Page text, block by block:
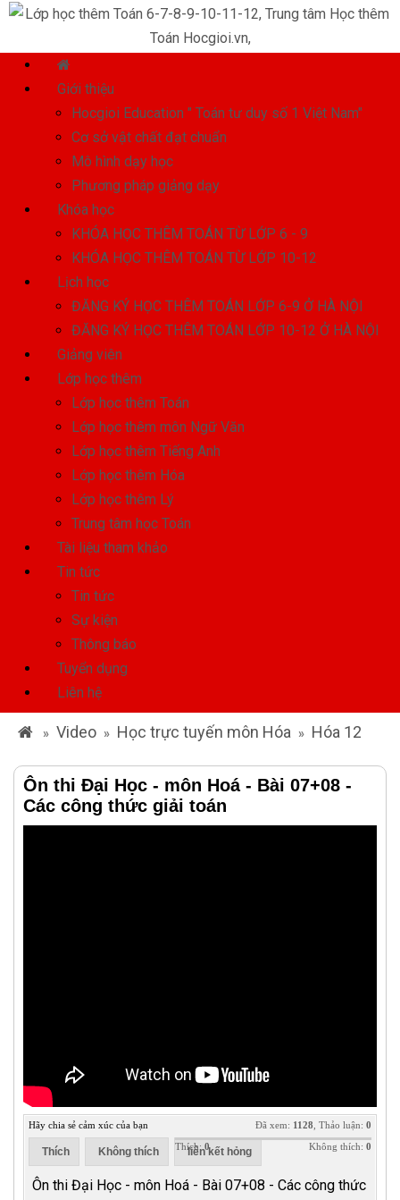
Giới thiệu
Hocgioi Education " Toán tư duy số 1 Việt Nam"
Cơ sở vật chất đạt chuẩn
Mô hình dạy học
Phương pháp giảng dạy
Khóa học
KHÓA HỌC THÊM TOÁN TỪ LỚP 6 - 9
KHÓA HỌC THÊM TOÁN TỪ LỚP 10-12
Lịch học
ĐĂNG KÝ HỌC THÊM TOÁN LỚP 6-9 Ở HÀ NỘI
ĐĂNG KÝ HỌC THÊM TOÁN LỚP 10-12 Ở HÀ NỘI
Giảng viên
Lớp học thêm
Lớp học thêm Toán
Lớp học thêm môn Ngữ Văn
Lớp học thêm Tiếng Anh
Lớp học thêm Hóa
Lớp học thêm Lý
Trung tâm học Toán
Tài liệu tham khảo
Tin tức
Tin tức
Sự kiện
Thông báo
Tuyển dụng
Liên hệ
» Video » Học trực tuyến môn Hóa » Hóa 12
Ôn thi Đại Học - môn Hoá - Bài 07+08 -
Các công thức giải toán
Hãy chia sẻ cảm xúc của bạn
Thích Không thích liên kết hỏng
Đã xem: 1128 , Thảo luận: 0
Thích: 0 Không thích: 0
Ôn thi Đại Học - môn Hoá - Bài 07+08 - Các công thức